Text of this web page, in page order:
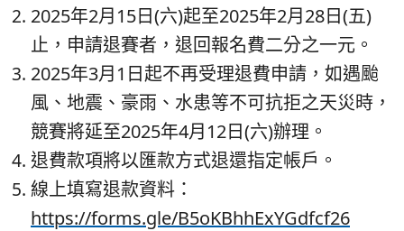
2025年2月15日(六)起至2025年2月28日(五)
止，申請退賽者，退回報名費二分之一元。
2025年3月1日起不再受理退費申請，如遇颱
風、地震、豪雨、水患等不可抗拒之天災時，
競賽將延至2025年4月12日(六)辦理。
退費款項將以匯款方式退還指定帳戶。
線上填寫退款資料：
https://forms.gle/B5oKBhhExYGdfcf26